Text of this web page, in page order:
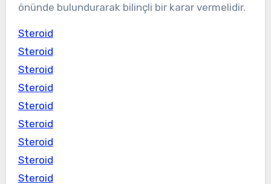
önünde bulundurarak bilinçli bir karar vermelidir.
Steroid
Steroid
Steroid
Steroid
Steroid
Steroid
Steroid
Steroid
Steroid